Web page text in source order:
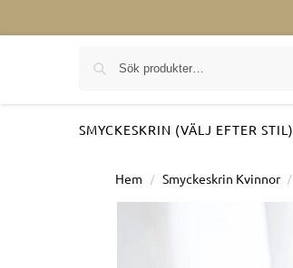
SMYCKESKRIN (VÄLJ EFTER STIL)
Hem / Smyckeskrin Kvinnor /